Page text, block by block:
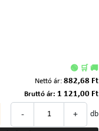
🟢 🛒 🚚
Nettó ár: 882,68 Ft
Bruttó ár: 1 121,00 Ft
- + db